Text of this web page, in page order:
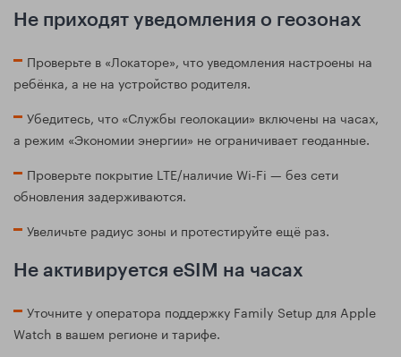
Не приходят уведомления о геозонах
Проверьте в «Локаторе», что уведомления настроены на
ребёнка, а не на устройство родителя.
Убедитесь, что «Службы геолокации» включены на часах,
а режим «Экономии энергии» не ограничивает геоданные.
Проверьте покрытие LTE/наличие Wi‑Fi — без сети
обновления задерживаются.
Увеличьте радиус зоны и протестируйте ещё раз.
Не активируется eSIM на часах
Уточните у оператора поддержку Family Setup для Apple
Watch в вашем регионе и тарифе.